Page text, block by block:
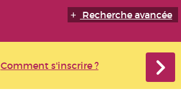
Recherche avancée
Comment s'inscrire ?